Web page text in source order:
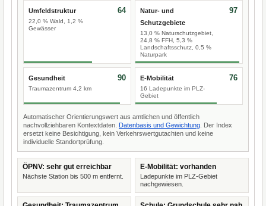
Umfeldstruktur
22,0 % Wald, 1,2 %
Gewässer
64
Natur- und
Schutzgebiete
13,0 % Naturschutzgebiet,
24,8 % FFH, 5,3 %
Landschaftsschutz, 0,5 %
Naturpark
97
Gesundheit
Traumazentrum 4,2 km
90 E-Mobilität
16 Ladepunkte im PLZ-
Gebiet
76
Automatischer Orientierungswert aus amtlichen und öffentlich
nachvollziehbaren Kontextdaten. Datenbasis und Gewichtung . Der Index
ersetzt keine Besichtigung, kein Verkehrswertgutachten und keine
individuelle Standortprüfung.
ÖPNV: sehr gut erreichbar
Nächste Station bis 500 m entfernt.
E-Mobilität: vorhanden
Ladepunkte im PLZ-Gebiet
nachgewiesen.